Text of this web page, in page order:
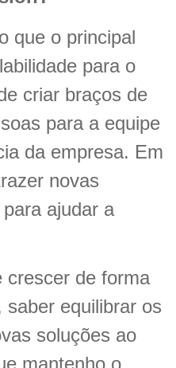
que o principal
para o
criar braços de
para a equipe
da empresa. Em
novas
ajudar a
crescer de forma
equilibrar os
soluções ao